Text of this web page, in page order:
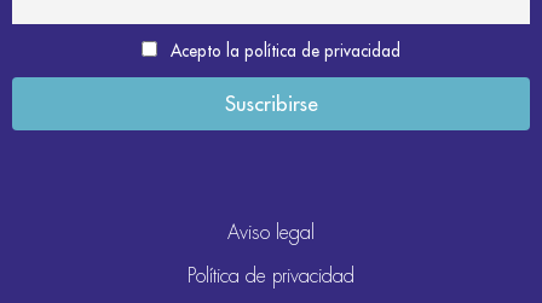
Acepto la política de privacidad
Aviso legal
Política de privacidad